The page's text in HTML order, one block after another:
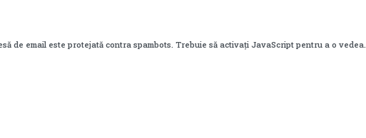
de email este protejată contra spambots. Trebuie să activați JavaScript pentru a o vedea.